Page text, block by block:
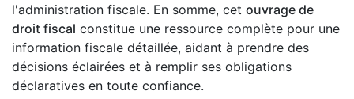
l'administration fiscale. En somme, cet ouvrage de
droit fiscal constitue une ressource complète pour une
information fiscale détaillée, aidant à prendre des
décisions éclairées et à remplir ses obligations
déclaratives en toute confiance.